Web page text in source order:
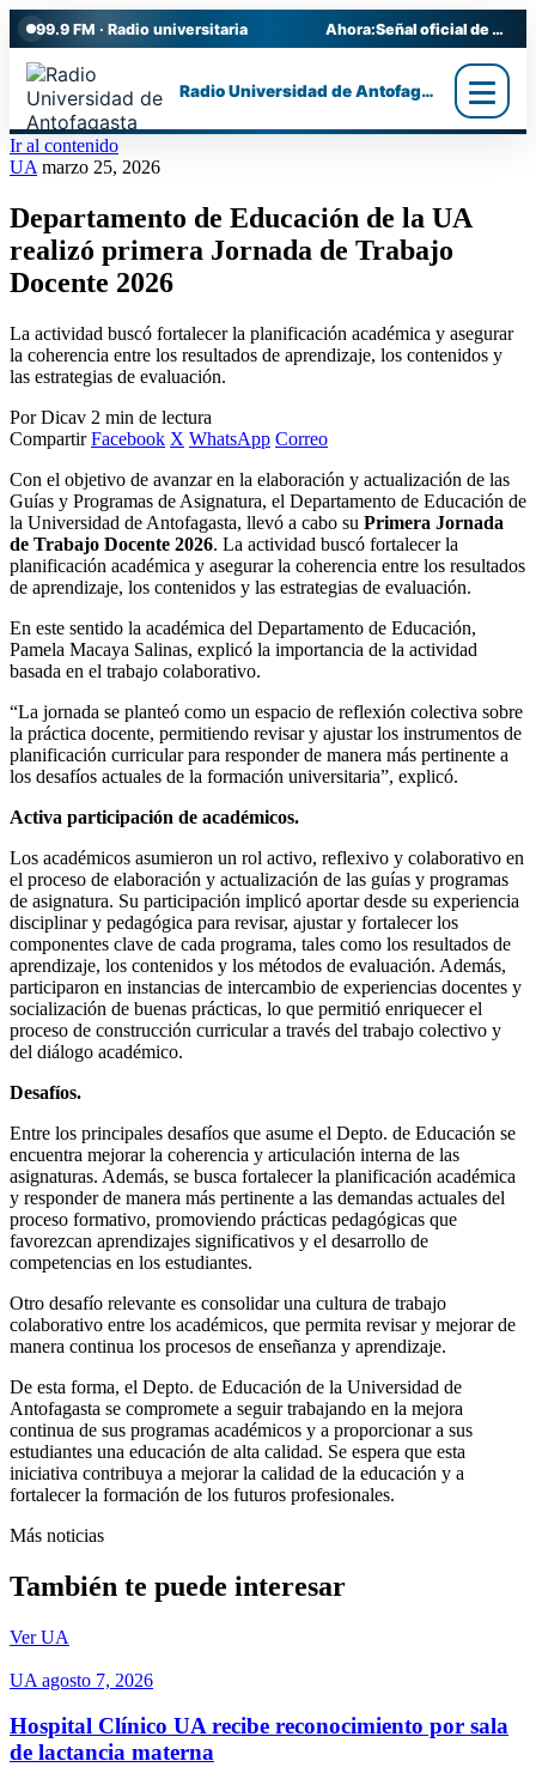
99.9 FM · Radio universitaria Ahora: Señal oficial de Radio UA
Radio Universidad de Antofagasta
Ir al contenido
UA marzo 25, 2026
Departamento de Educación de la UA
realizó primera Jornada de Trabajo
Docente 2026
La actividad buscó fortalecer la planificación académica y asegurar
la coherencia entre los resultados de aprendizaje, los contenidos y
las estrategias de evaluación.
Por Dicav 2 min de lectura
Compartir Facebook X WhatsApp Correo
Con el objetivo de avanzar en la elaboración y actualización de las
Guías y Programas de Asignatura, el Departamento de Educación de
la Universidad de Antofagasta, llevó a cabo su Primera Jornada
de Trabajo Docente 2026. La actividad buscó fortalecer la
planificación académica y asegurar la coherencia entre los resultados
de aprendizaje, los contenidos y las estrategias de evaluación.
En este sentido la académica del Departamento de Educación,
Pamela Macaya Salinas, explicó la importancia de la actividad
basada en el trabajo colaborativo.
“La jornada se planteó como un espacio de reflexión colectiva sobre
la práctica docente, permitiendo revisar y ajustar los instrumentos de
planificación curricular para responder de manera más pertinente a
los desafíos actuales de la formación universitaria”, explicó.
Activa participación de académicos.
Los académicos asumieron un rol activo, reflexivo y colaborativo en
el proceso de elaboración y actualización de las guías y programas
de asignatura. Su participación implicó aportar desde su experiencia
disciplinar y pedagógica para revisar, ajustar y fortalecer los
componentes clave de cada programa, tales como los resultados de
aprendizaje, los contenidos y los métodos de evaluación. Además,
participaron en instancias de intercambio de experiencias docentes y
socialización de buenas prácticas, lo que permitió enriquecer el
proceso de construcción curricular a través del trabajo colectivo y
del diálogo académico.
Desafíos.
Entre los principales desafíos que asume el Depto. de Educación se
encuentra mejorar la coherencia y articulación interna de las
asignaturas. Además, se busca fortalecer la planificación académica
y responder de manera más pertinente a las demandas actuales del
proceso formativo, promoviendo prácticas pedagógicas que
favorezcan aprendizajes significativos y el desarrollo de
competencias en los estudiantes.
Otro desafío relevante es consolidar una cultura de trabajo
colaborativo entre los académicos, que permita revisar y mejorar de
manera continua los procesos de enseñanza y aprendizaje.
De esta forma, el Depto. de Educación de la Universidad de
Antofagasta se compromete a seguir trabajando en la mejora
continua de sus programas académicos y a proporcionar a sus
estudiantes una educación de alta calidad. Se espera que esta
iniciativa contribuya a mejorar la calidad de la educación y a
fortalecer la formación de los futuros profesionales.
Más noticias
También te puede interesar
Ver UA
UA agosto 7, 2026
Hospital Clínico UA recibe reconocimiento por sala
de lactancia materna